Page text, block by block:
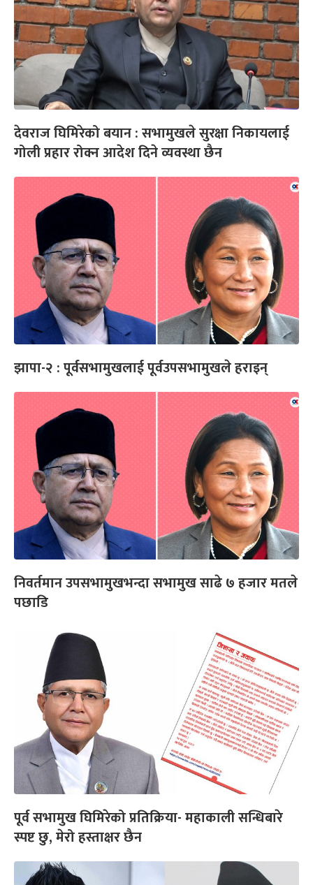
देवराज घिमिरेको बयान : सभामुखले सुरक्षा निकायलाई
गोली प्रहार रोक्न आदेश दिने व्यवस्था छैन
झापा-२ : पूर्वसभामुखलाई पूर्वउपसभामुखले हराइन्
निवर्तमान उपसभामुखभन्दा सभामुख साढे ७ हजार मतले
पछाडि
पूर्व सभामुख घिमिरेको प्रतिक्रिया- महाकाली सन्धिबारे
स्पष्ट छु, मेरो हस्ताक्षर छैन